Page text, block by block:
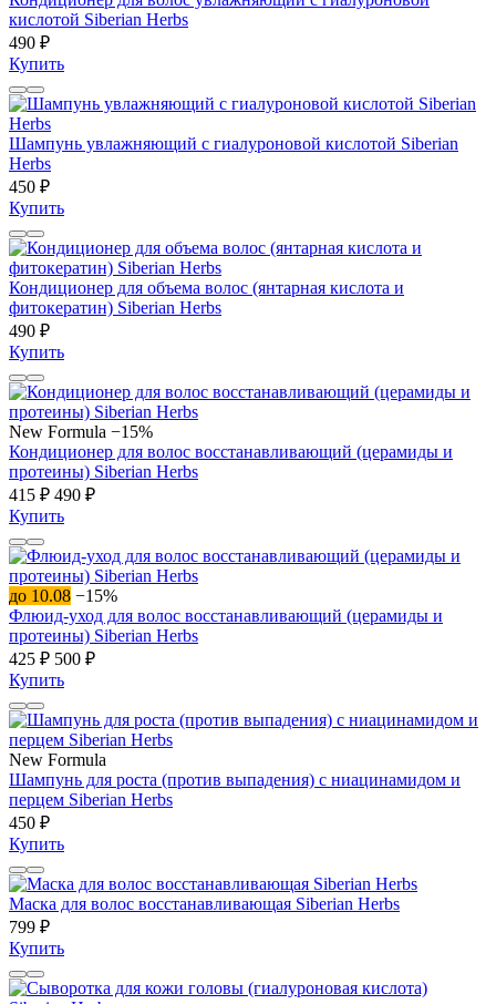
кислотой Siberian Herbs
490 ₽
Купить
Шампунь увлажняющий с гиалуроновой кислотой Siberian
Herbs
450 ₽
Купить
Кондиционер для объема волос (янтарная кислота и
фитокератин) Siberian Herbs
490 ₽
Купить
New Formula −15%
Кондиционер для волос восстанавливающий (церамиды и
протеины) Siberian Herbs
415 ₽ 490 ₽
Купить
до 10.08 −15%
Флюид-уход для волос восстанавливающий (церамиды и
протеины) Siberian Herbs
425 ₽ 500 ₽
Купить
New Formula
Шампунь для роста (против выпадения) с ниацинамидом и
перцем Siberian Herbs
450 ₽
Купить
Маска для волос восстанавливающая Siberian Herbs
799 ₽
Купить